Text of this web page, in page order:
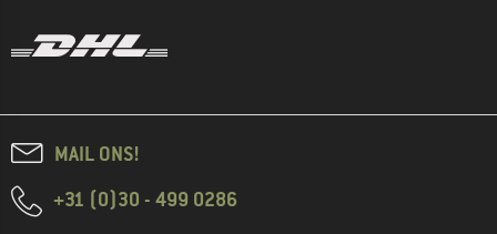
MAIL ONS!
+31 (0)30 - 499 0286